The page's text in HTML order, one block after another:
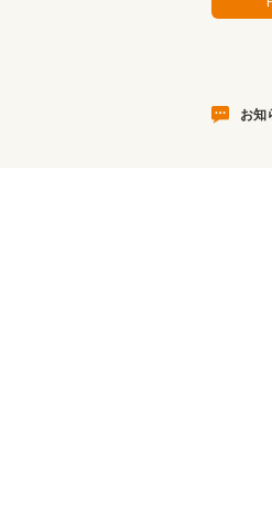
お知